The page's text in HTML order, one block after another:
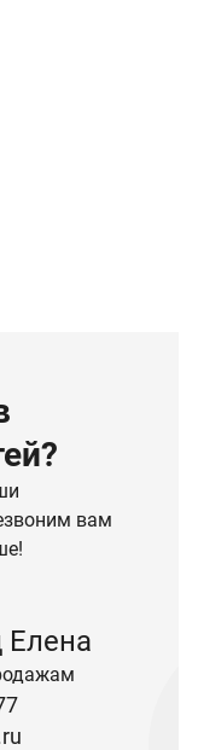
вам
Елена